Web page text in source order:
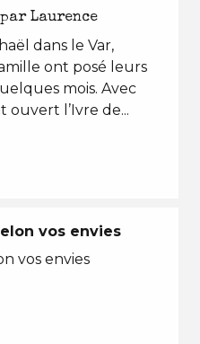
Laurence
dans le Var,
ont posé leurs
mois. Avec
ouvert l’Ivre de...
vos envies
vos envies